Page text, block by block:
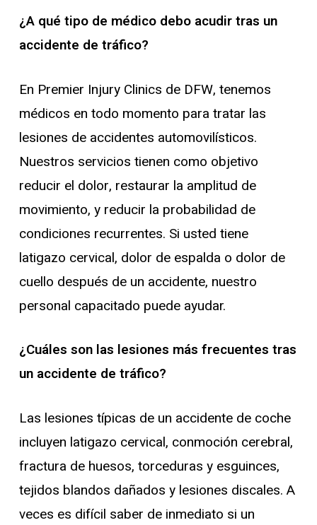
¿A qué tipo de médico debo acudir tras un
accidente de tráfico?
En Premier Injury Clinics de DFW, tenemos
médicos en todo momento para tratar las
lesiones de accidentes automovilísticos.
Nuestros servicios tienen como objetivo
reducir el dolor, restaurar la amplitud de
movimiento, y reducir la probabilidad de
condiciones recurrentes. Si usted tiene
latigazo cervical, dolor de espalda o dolor de
cuello después de un accidente, nuestro
personal capacitado puede ayudar.
¿Cuáles son las lesiones más frecuentes tras
un accidente de tráfico?
Las lesiones típicas de un accidente de coche
incluyen latigazo cervical, conmoción cerebral,
fractura de huesos, torceduras y esguinces,
tejidos blandos dañados y lesiones discales. A
veces es difícil saber de inmediato si un